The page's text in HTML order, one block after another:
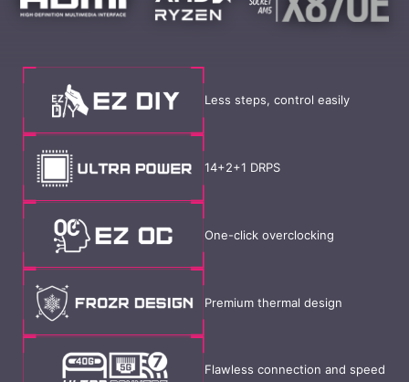
Less steps, control easily
14+2+1 DRPS
One-click overclocking
Premium thermal design
Flawless connection and speed